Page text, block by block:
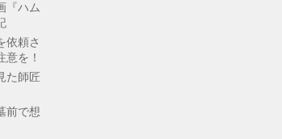
『ハム
依頼さ
意を！
た師匠
前で想